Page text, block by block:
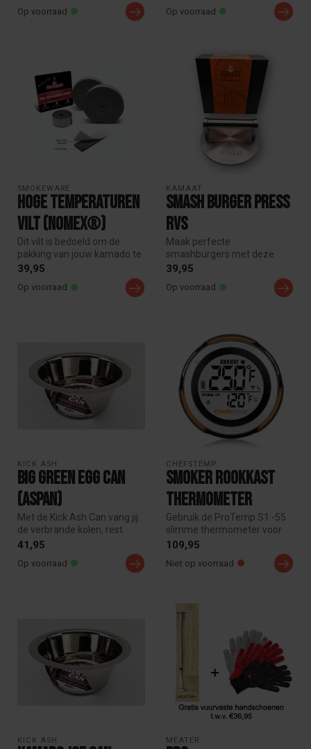
Op voorraad Op voorraad
SMOKEWARE
Hoge temperaturen
Vilt (Nomex®)
Dit vilt is bedoeld om de
pakking van jouw kamado te
vervangen.
39,95
Op voorraad
KAMAAT
Smash Burger press
RVS
Maak perfecte
smashburgers met deze
zware RVS Smash Burger
39,95
Op voorraad
KICK ASH
Big Green Egg Can
(aspan)
Met de Kick Ash Can vang jij
de verbrande kolen, rest
stukjes, gruis en het as n...
41,95
Op voorraad
CHEFSTEMP
Smoker Rookkast
Thermometer
Gebruik de ProTemp S1 -55
slimme thermometer voor
op je Smoker of Rookkast.
109,95
Niet op voorraad
KICK ASH MEATER